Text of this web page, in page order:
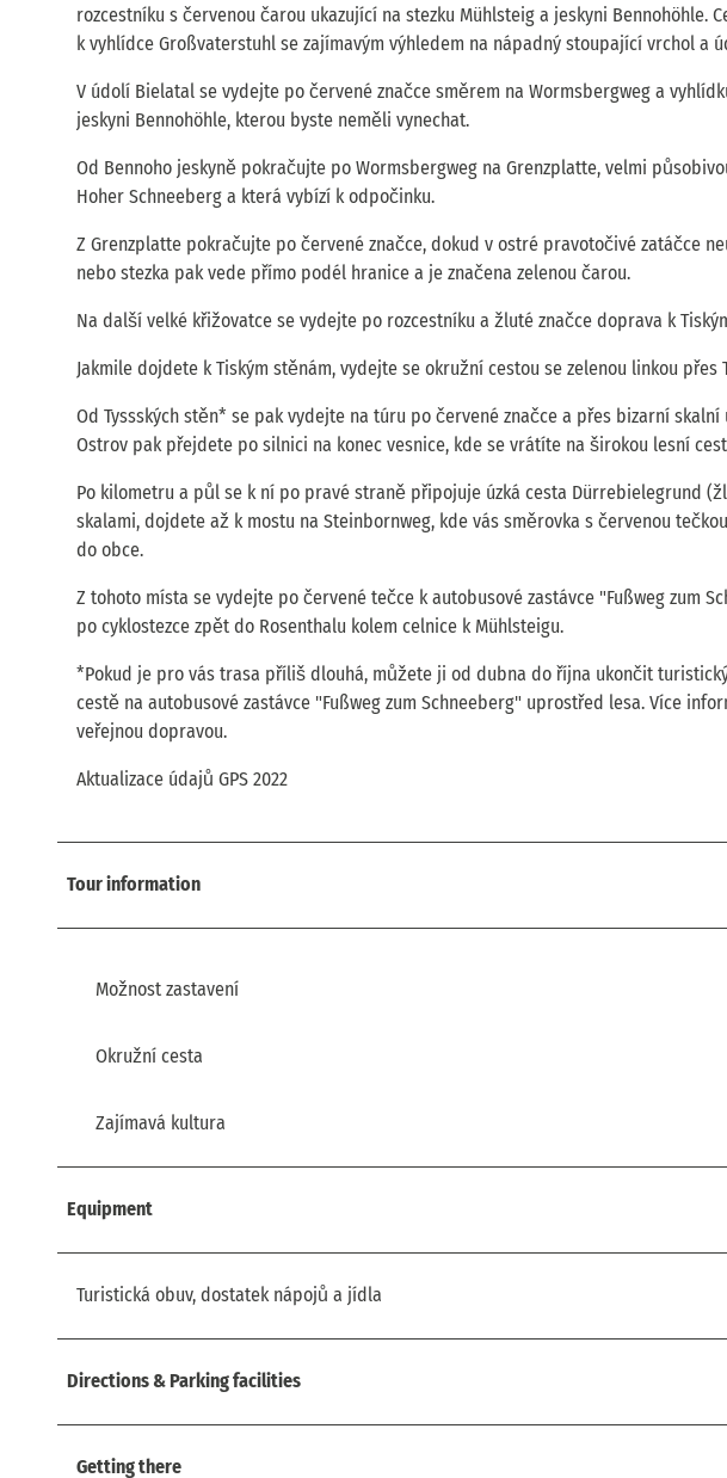
rozcestníku s červenou čarou ukazující na stezku Mühlsteig a jeskyni
k vyhlídce Großvaterstuhl se zajímavým výhledem na nápadný stoupající vrchol a
V údolí Bielatal se vydejte po červené značce směrem na Wormsbergweg a
jeskyni Bennohöhle, kterou byste neměli vynechat.
Od Bennoho jeskyně pokračujte po Wormsbergweg na Grenzplatte, velmi
Hoher Schneeberg a která vybízí k odpočinku.
Z Grenzplatte pokračujte po červené značce, dokud v ostré pravotočivé zatáčce
nebo stezka pak vede přímo podél hranice a je značena zelenou čarou.
Na další velké křižovatce se vydejte po rozcestníku a žluté značce doprava k
Jakmile dojdete k Tiským stěnám, vydejte se okružní cestou se zelenou linkou
Od Tyssských stěn* se pak vydejte na túru po červené značce a přes bizarní
Ostrov pak přejdete po silnici na konec vesnice, kde se vrátíte na širokou lesní
Po kilometru a půl se k ní po pravé straně připojuje úzká cesta Dürrebielegrund
skalami, dojdete až k mostu na Steinbornweg, kde vás směrovka s červenou
do obce.
Z tohoto místa se vydejte po červené tečce k autobusové zastávce "Fußweg zum
po cyklostezce zpět do Rosenthalu kolem celnice k Mühlsteigu.
*Pokud je pro vás trasa příliš dlouhá, můžete ji od dubna do října ukončit
cestě na autobusové zastávce "Fußweg zum Schneeberg" uprostřed lesa. Více
veřejnou dopravou.
Aktualizace údajů GPS 2022
Tour information
Možnost zastavení
Okružní cesta
Zajímavá kultura
Equipment
Turistická obuv, dostatek nápojů a jídla
Directions & Parking facilities
Getting there